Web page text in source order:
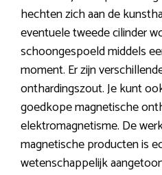
hechten zich aan de
eventuele tweede cilinder
schoongespoeld middels
moment. Er zijn
onthardingszout. Je kunt
goedkope magnetische
elektromagnetisme. De
magnetische producten is
wetenschappelijk